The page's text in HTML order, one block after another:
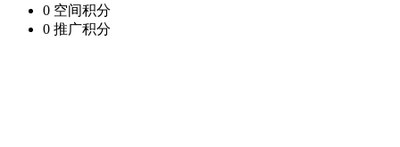
0 空间积分
0 推广积分